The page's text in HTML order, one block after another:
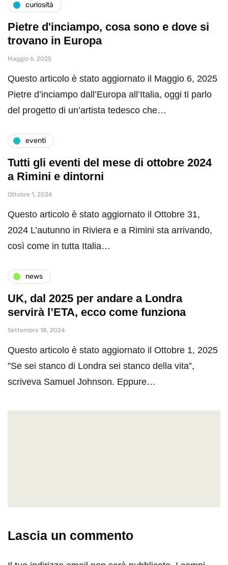
curiosità
Pietre d'inciampo, cosa sono e dove si
trovano in Europa
Maggio 6, 2025
Questo articolo è stato aggiornato il Maggio 6, 2025
Pietre d’inciampo dall’Europa all’Italia, oggi ti parlo
del progetto di un’artista tedesco che…
eventi
Tutti gli eventi del mese di ottobre 2024
a Rimini e dintorni
Ottobre 1, 2024
Questo articolo è stato aggiornato il Ottobre 31,
2024 L’autunno in Riviera e a Rimini sta arrivando,
così come in tutta Italia…
news
UK, dal 2025 per andare a Londra
servirà l’ETA, ecco come funziona
Settembre 18, 2024
Questo articolo è stato aggiornato il Ottobre 1, 2025
”Se sei stanco di Londra sei stanco della vita”,
scriveva Samuel Johnson. Eppure…
Lascia un commento